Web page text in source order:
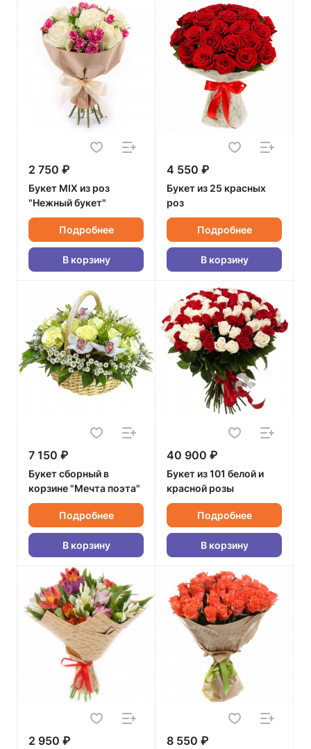
2 750 ₽
Букет MIX из роз
"Нежный букет"
Подробнее
В корзину
4 550 ₽
Букет из 25 красных
роз
Подробнее
В корзину
7 150 ₽
Букет сборный в
корзине "Мечта поэта"
Подробнее
В корзину
40 900 ₽
Букет из 101 белой и
красной розы
Подробнее
В корзину
2 950 ₽ 8 550 ₽